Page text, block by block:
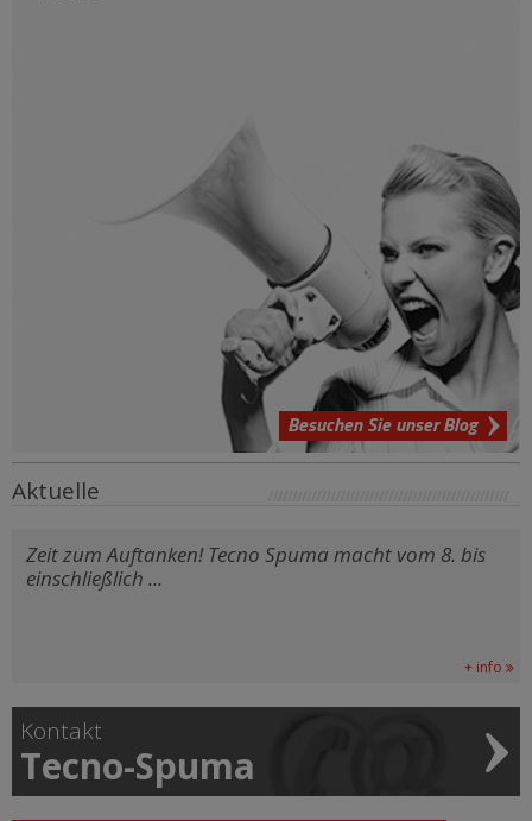
Besuchen Sie unser Blog
Aktuelle
Zeit zum Auftanken! Tecno Spuma macht vom 8. bis
einschließlich ...
+ info
Kontakt
Tecno-Spuma